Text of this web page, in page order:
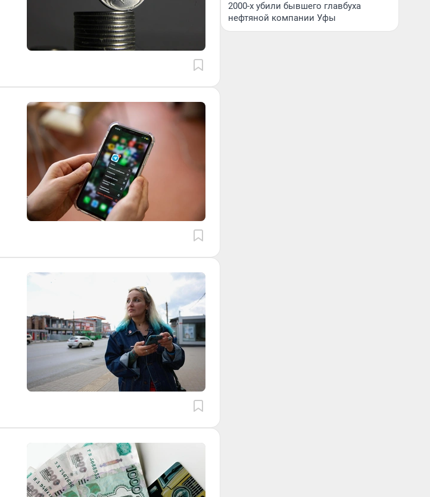
2000-х убили бывшего главбуха
нефтяной компании Уфы